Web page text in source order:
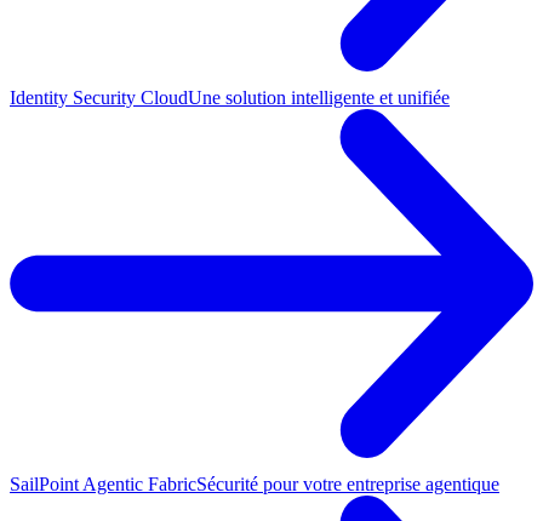
Identity Security CloudUne solution intelligente et unifiée
SailPoint Agentic FabricSécurité pour votre entreprise agentique